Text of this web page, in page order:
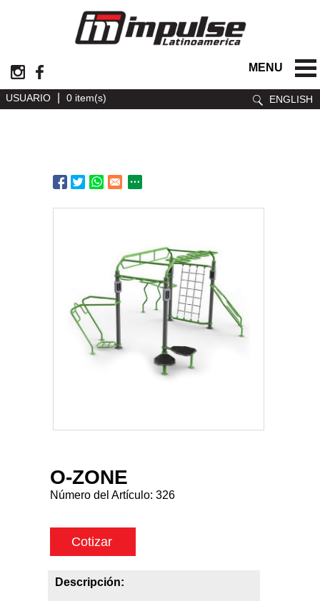
MENU
ENGLISH
USUARIO 0 item(s)
O-ZONE
Número del Artículo: 326
Cotizar
Descripción: